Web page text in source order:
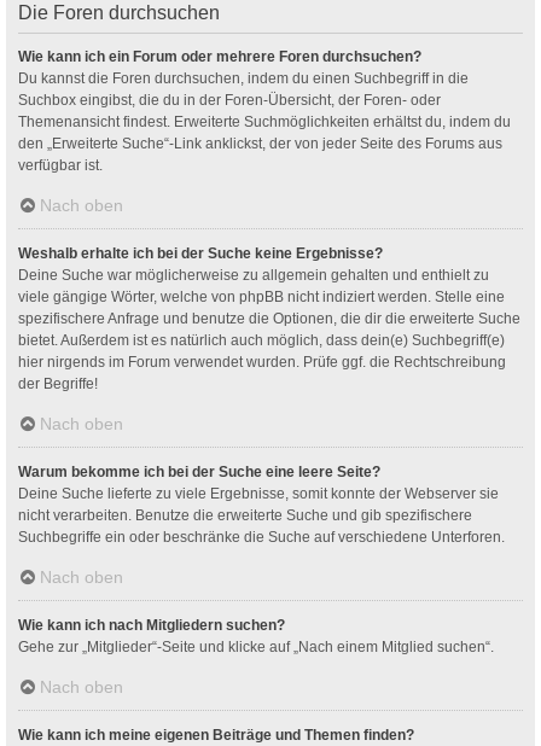
Die Foren durchsuchen
Wie kann ich ein Forum oder mehrere Foren durchsuchen?
Du kannst die Foren durchsuchen, indem du einen Suchbegriff in die
Suchbox eingibst, die du in der Foren-Übersicht, der Foren- oder
Themenansicht findest. Erweiterte Suchmöglichkeiten erhältst du, indem du
den „Erweiterte Suche“-Link anklickst, der von jeder Seite des Forums aus
verfügbar ist.
Nach oben
Weshalb erhalte ich bei der Suche keine Ergebnisse?
Deine Suche war möglicherweise zu allgemein gehalten und enthielt zu
viele gängige Wörter, welche von phpBB nicht indiziert werden. Stelle eine
spezifischere Anfrage und benutze die Optionen, die dir die erweiterte Suche
bietet. Außerdem ist es natürlich auch möglich, dass dein(e) Suchbegriff(e)
hier nirgends im Forum verwendet wurden. Prüfe ggf. die Rechtschreibung
der Begriffe!
Nach oben
Warum bekomme ich bei der Suche eine leere Seite?
Deine Suche lieferte zu viele Ergebnisse, somit konnte der Webserver sie
nicht verarbeiten. Benutze die erweiterte Suche und gib spezifischere
Suchbegriffe ein oder beschränke die Suche auf verschiedene Unterforen.
Nach oben
Wie kann ich nach Mitgliedern suchen?
Gehe zur „Mitglieder“-Seite und klicke auf „Nach einem Mitglied suchen“.
Nach oben
Wie kann ich meine eigenen Beiträge und Themen finden?